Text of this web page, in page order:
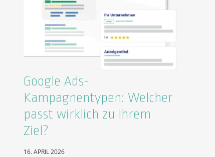
Google Ads-
Kampagnentypen: Welcher
passt wirklich zu Ihrem
Ziel?
16. APRIL 2026